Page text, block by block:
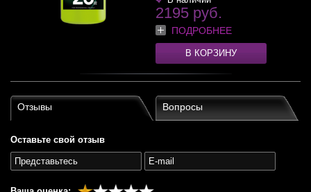
2195 руб.
ПОДРОБНЕЕ
В КОРЗИНУ
Отзывы Вопросы
Оставьте свой отзыв